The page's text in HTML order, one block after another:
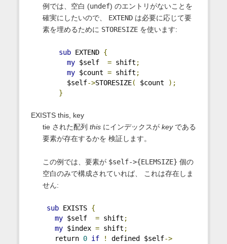
例では、空白 (undef) のエントリがないことを
確実にしたいので、 EXTENDは必要に応じて要
素を埋めるために STORESIZEを使います:
sub EXTEND {
my $self = shift ;
my $count = shift ;
$self->STORESIZE( $count
);
}
EXISTS this, key
tie された配列 thisにインデックスが keyである
要素が存在するかを 検証します。
この例では、要素が $self->{ELEMSIZE} 個の
空白のみで構成されていれば、 これは存在しま
せん:
sub EXISTS {
my $self = shift ;
my $index = shift ;
return 0 if ! defined $self->